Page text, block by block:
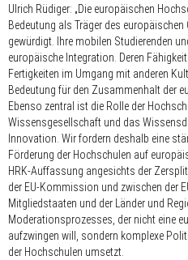
Ulrich Rüdiger: „Die europäischen
Bedeutung als Träger des
gewürdigt. Ihre mobilen Studierenden
europäische Integration. Deren
Fertigkeiten im Umgang mit anderen
Bedeutung für den Zusammenhalt der
Ebenso zentral ist die Rolle der
Wissensgesellschaft und das
Innovation. Wir fordern deshalb eine
Förderung der Hochschulen auf
HRK-Auffassung angesichts der
der EU-Kommission und zwischen der
Mitgliedstaaten und der Länder und
Moderationsprozesses, der nicht eine
aufzwingen will, sondern komplexe
der Hochschulen umsetzt.